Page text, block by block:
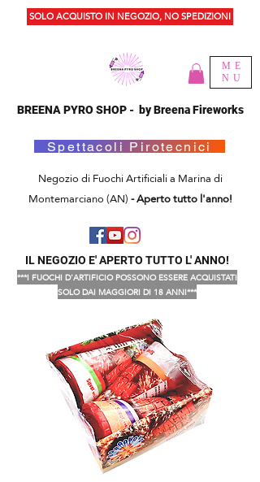
ME
NU
BREENA PYRO SHOP - by Breena Fireworks
Spettacoli Pirotecnici
Negozio di Fuochi Artificiali a Marina di
Montemarciano (AN)- Aperto tutto l'anno!
IL NEGOZIO E' APERTO TUTTO L' ANNO!
SOLO ACQUISTO IN NEGOZIO, NO SPEDIZIONI
***I FUOCHI D'ARTIFICIO POSSONO ESSERE ACQUISTATI
SOLO DAI MAGGIORI DI 18 ANNI***